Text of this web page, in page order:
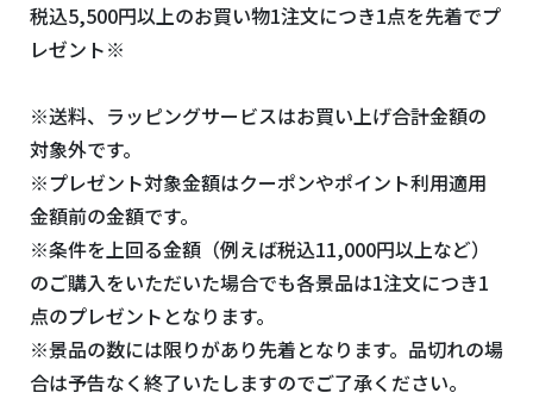
税込5,500円以上のお買い物1注文につき1点を先着でプ
レゼント※
※送料、ラッピングサービスはお買い上げ合計金額の
対象外です。
※プレゼント対象金額はクーポンやポイント利用適用
金額前の金額です。
※条件を上回る金額（例えば税込11,000円以上など）
のご購入をいただいた場合でも各景品は1注文につき1
点のプレゼントとなります。
※景品の数には限りがあり先着となります。品切れの場
合は予告なく終了いたしますのでご了承ください。